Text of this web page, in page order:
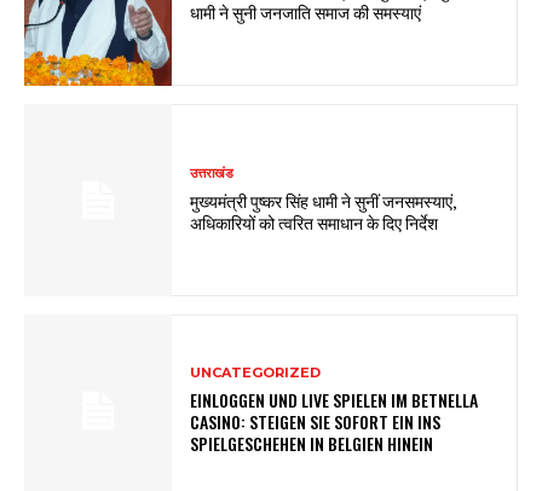
धामी ने सुनी जनजाति समाज की समस्याएं
उत्तराखंड
मुख्यमंत्री पुष्कर सिंह धामी ने सुनीं जनसमस्याएं,
अधिकारियों को त्वरित समाधान के दिए निर्देश
UNCATEGORIZED
EINLOGGEN UND LIVE SPIELEN IM BETNELLA
CASINO: STEIGEN SIE SOFORT EIN INS
SPIELGESCHEHEN IN BELGIEN HINEIN